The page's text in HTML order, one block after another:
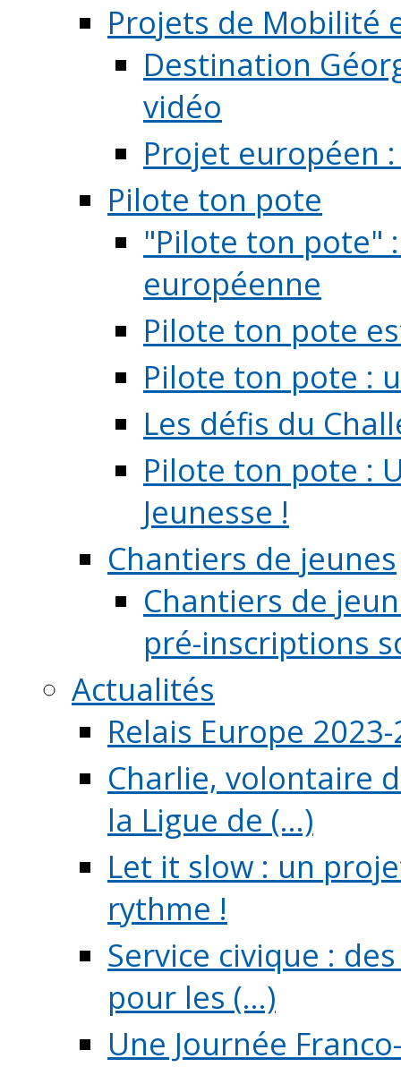
Projets de Mobilité
Destination
vidéo
Projet européen
Pilote ton pote
"Pilote ton pote"
européenne
Pilote ton pote
Pilote ton pote :
Les défis du
Pilote ton pote :
Jeunesse !
Chantiers de jeunes
Chantiers de
pré-inscriptions
Actualités
Relais Europe
Charlie, volontaire
la Ligue de (...)
Let it slow : un
rythme !
Service civique :
pour les (...)
Une Journée